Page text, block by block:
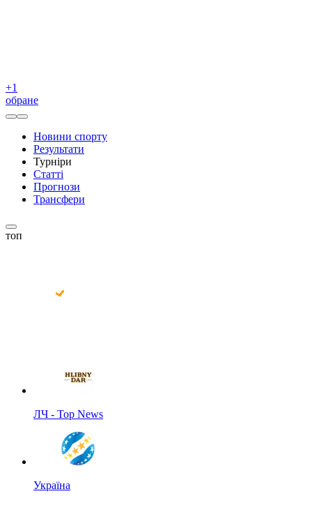
+1
обране
Новини спорту
Результати
Турніри
Статті
Прогнози
Трансфери
топ
ЛЧ - Top News
Україна